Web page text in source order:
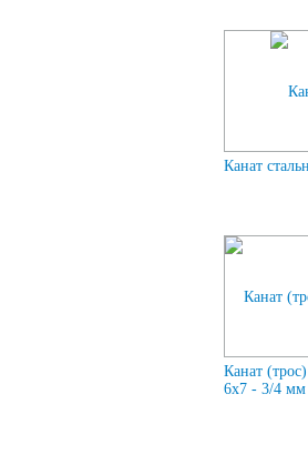
Канат
Канат
6x7 - 3/4